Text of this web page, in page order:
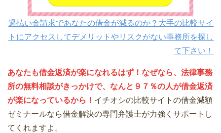
過払い金請求であなたの借金が減るのか？大手の比較サイ
トにアクセスしてデメリットやリスクがない事務所を探し
て下さい！
あなたも借金返済が楽になれるはず！なぜなら、法律事務
所の無料相談がきっかけで、なんと９７％の人が借金返済
が楽になっているから！ イチオシの比較サイトの借金減額
ゼミナールなら借金解決の専門弁護士が力強くサポートし
てくれますよ。